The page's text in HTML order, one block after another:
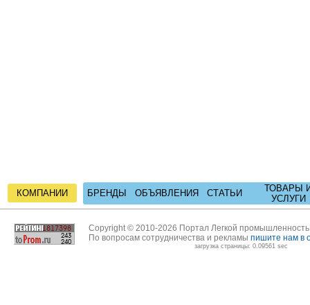
КОМПАНИИ БРЕНДЫ ОБЪЯВЛЕНИЯ СТАТЬИ
ТОВАРЫ
УСЛУГИ
Copyright © 2010-2026 Портал Легкой
По вопросам сотрудничества и рекламы пишите нам в
загрузка страницы: 0.09561 sec